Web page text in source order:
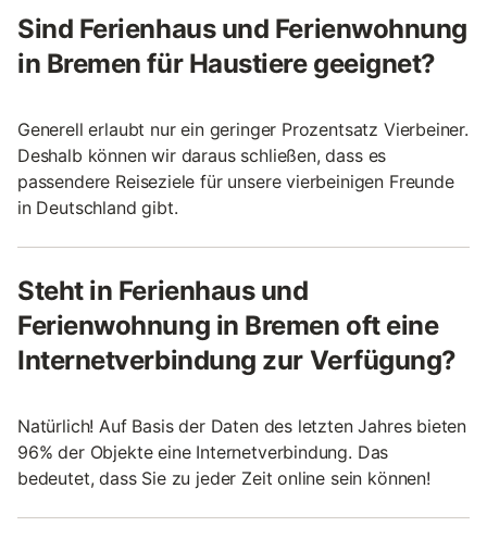
Sind Ferienhaus und Ferienwohnung
in Bremen für Haustiere geeignet?
Generell erlaubt nur ein geringer Prozentsatz Vierbeiner.
Deshalb können wir daraus schließen, dass es
passendere Reiseziele für unsere vierbeinigen Freunde
in Deutschland gibt.
Steht in Ferienhaus und
Ferienwohnung in Bremen oft eine
Internetverbindung zur Verfügung?
Natürlich! Auf Basis der Daten des letzten Jahres bieten
96% der Objekte eine Internetverbindung. Das
bedeutet, dass Sie zu jeder Zeit online sein können!